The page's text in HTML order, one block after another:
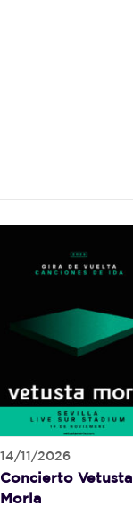
14/11/2026
Concierto Vetusta
Morla